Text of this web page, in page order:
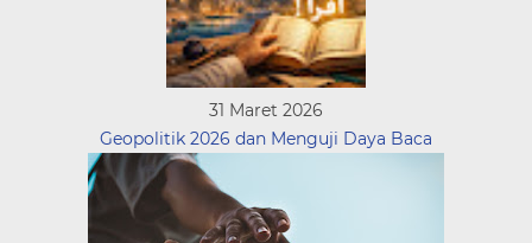
31 Maret 2026
Geopolitik 2026 dan Menguji Daya Baca